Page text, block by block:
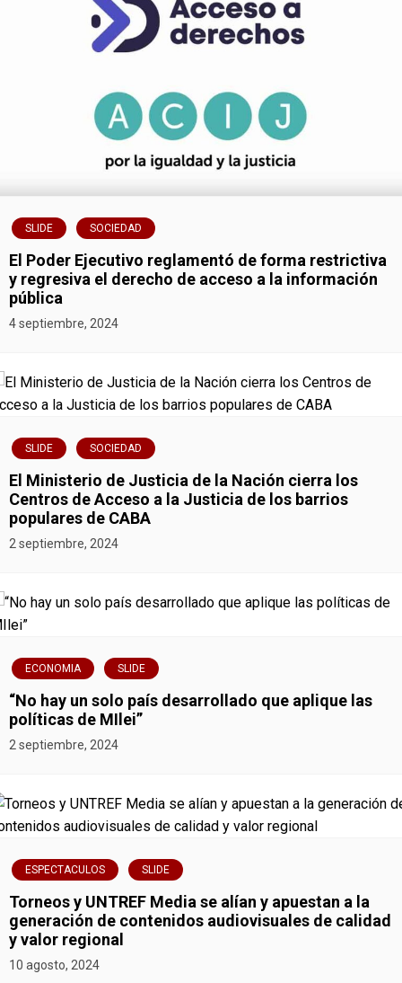
r
a
d
a
s
SLIDE SOCIEDAD
El Poder Ejecutivo reglamentó de forma restrictiva
y regresiva el derecho de acceso a la información
pública
4 septiembre, 2024
SLIDE SOCIEDAD
El Ministerio de Justicia de la Nación cierra los
Centros de Acceso a la Justicia de los barrios
populares de CABA
2 septiembre, 2024
ECONOMIA SLIDE
“No hay un solo país desarrollado que aplique las
políticas de MIlei”
2 septiembre, 2024
ESPECTACULOS SLIDE
Torneos y UNTREF Media se alían y apuestan a la
generación de contenidos audiovisuales de calidad
y valor regional
10 agosto, 2024